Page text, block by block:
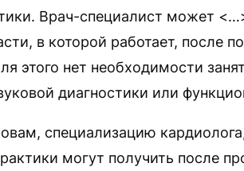
Врач-специалист может
в которой работает, после
этого нет необходимости
диагностики или
специализацию
могут получить после